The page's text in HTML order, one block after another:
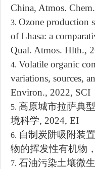
China, Atmos.
3. Ozone production
of Lhasa: a
Qual. Atmos. Hlth.,
4. Volatile organic
variations, sources,
Environ., 2022, SCI
5. 高原城市拉萨典型
境科学, 2024, EI
6. 自制炭阱吸附装
物的挥发性有机物，
7. 石油污染土壤微